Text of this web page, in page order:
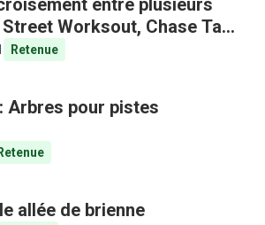
entre plusieurs
Worksout, Chase Tag,
Retenue
Arbres pour pistes
Retenue
allée de brienne